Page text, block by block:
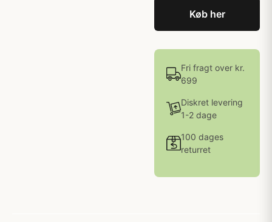
Køb her
Fri fragt over kr.
699
Diskret levering
1-2 dage
100 dages
returret